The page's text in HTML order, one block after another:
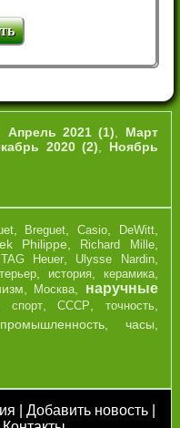
Апрель 2021 (1)
Март
2020 (2)
Ноябрь
, Breguet ,Casio DeWitt,
Philippe Richard Mille,
TAG Heuer Ulysse Nardin,
, история, керамика,
Москва
наручные
спорт,СССР точность,
часы
|Добавить новость